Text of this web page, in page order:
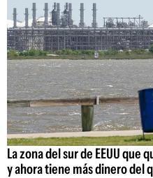
La zona del sur de EEUU que
y ahora tiene más dinero del